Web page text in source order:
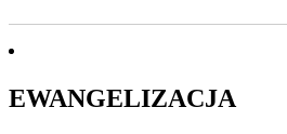
EWANGELIZACJA